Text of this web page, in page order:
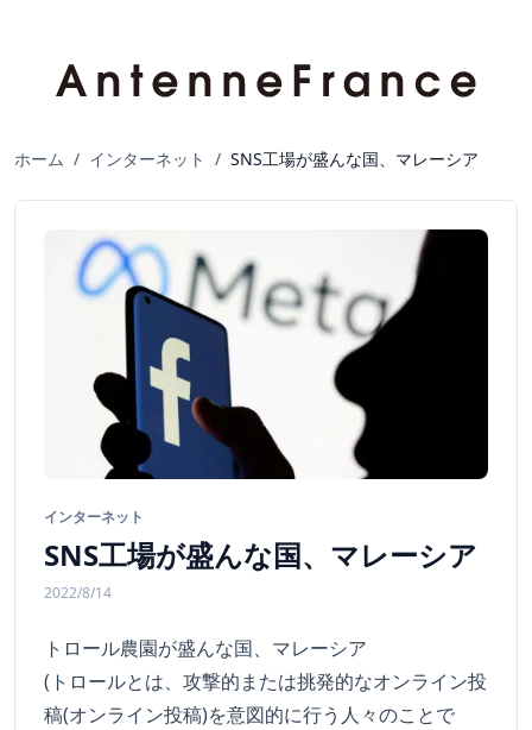
ホーム / インターネット / SNS工場が盛んな国、マレーシア
インターネット
SNS工場が盛んな国、マレーシア
2022/8/14
トロール農園が盛んな国、マレーシア
(トロールとは、攻撃的または挑発的なオンライン投
稿(オンライン投稿)を意図的に行う人々のことで